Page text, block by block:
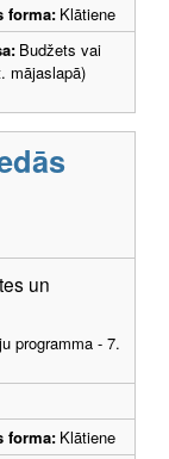
forma: Klātiene
Budžets vai
mājaslapā)
un
programma - 7.
forma: Klātiene